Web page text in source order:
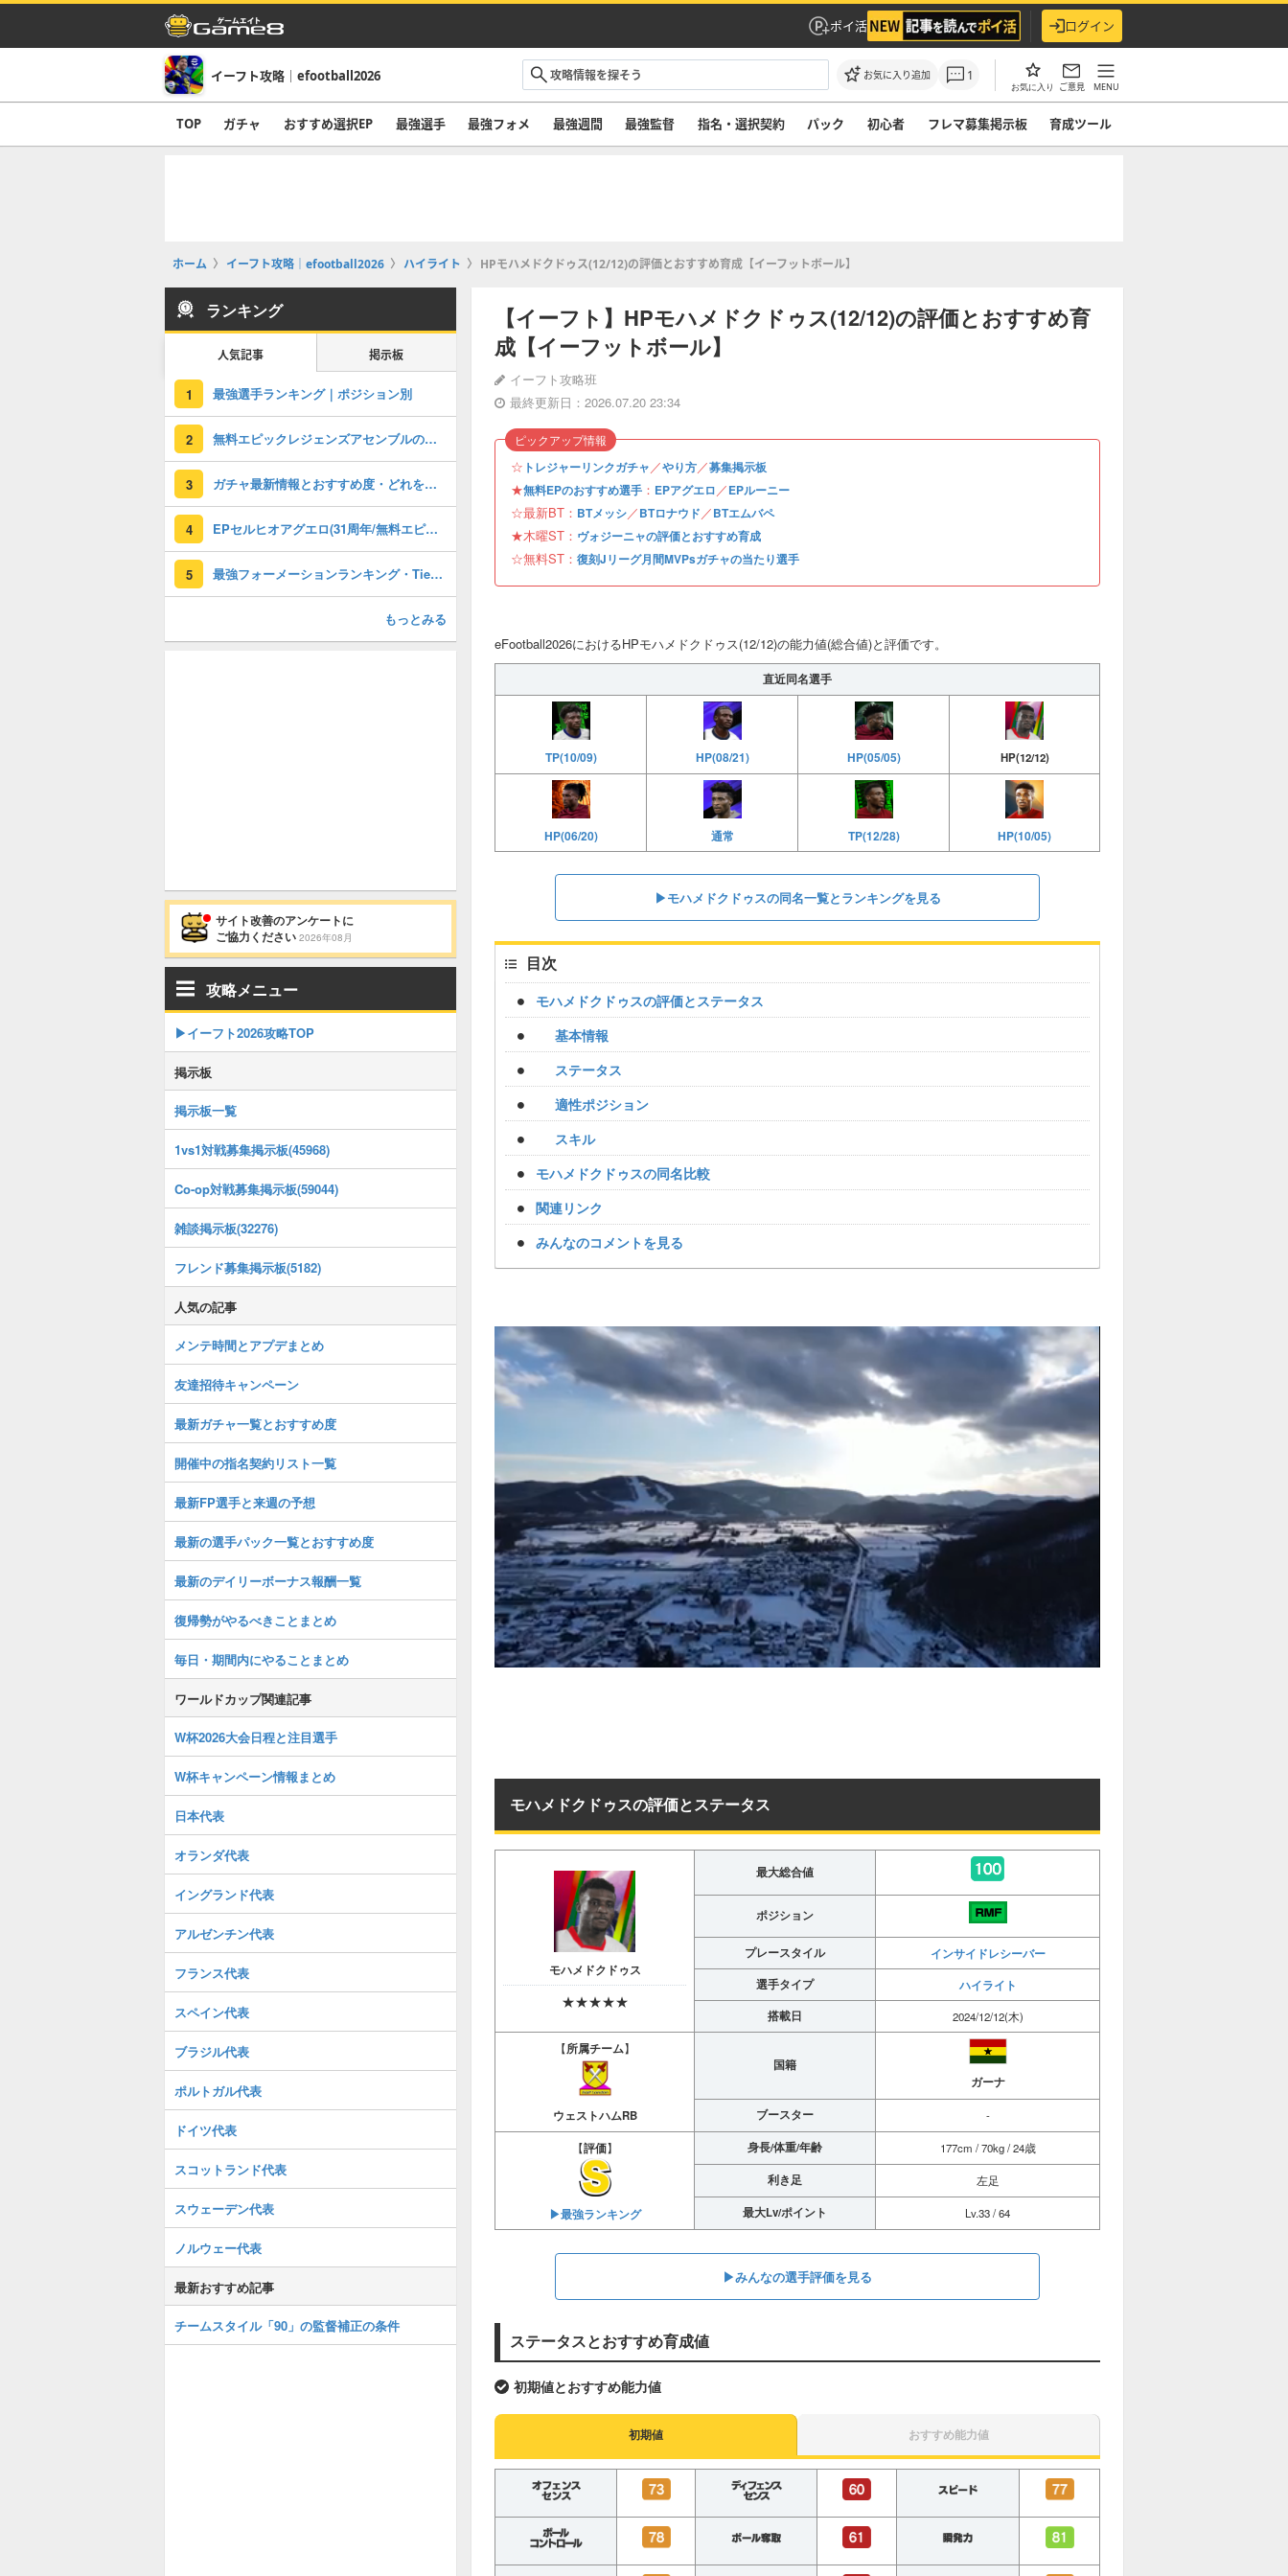
ポイ活 ログイン
イーフト攻略｜efootball2026 お気に入り追加 1
お気に入り ご意見 MENU
TOP ガチャ おすすめ選択EP 最強選手 最強フォメ 最強週間 最強監督 指名・選択契約 パック 初心者 フレマ募集掲示板 育成ツール
ホーム イーフト攻略｜efootball2026 ハイライト HPモハメドクドゥス(12/12)の評価とおすすめ育成【イーフットボール】
【イーフト】HPモハメドクドゥス(12/12)の評価とおすすめ育
成【イーフットボール】
イーフト攻略班
最終更新日：2026.07.20 23:34
☆ トレジャーリンクガチャ／やり方／募集掲示板
★無料EPのおすすめ選手 ： EPアグエロ／EPルーニー
☆最新BT： BTメッシ／BTロナウド／BTエムバペ
★木曜ST： ヴォジーニャの評価とおすすめ育成
☆無料ST： 復刻Jリーグ月間MVPsガチャの当たり選手
ピックアップ情報
eFootball2026におけるHPモハメドクドゥス(12/12)の能力値(総合値)と評価です。
直近同名選手
TP(10/09) HP(08/21) HP(05/05) HP(12/12)
HP(06/20) 通常 TP(12/28) HP(10/05)
▶︎モハメドクドゥスの同名一覧とランキングを見る
目次
モハメドクドゥスの評価とステータス
基本情報
ステータス
適性ポジション
スキル
モハメドクドゥスの同名比較
関連リンク
みんなのコメントを見る
モハメドクドゥスの評価とステータス
モハメドクドゥス
★★★★★
最大総合値
ポジション
プレースタイル インサイドレシーバー
選手タイプ ハイライト
搭載日 2024/12/12(木)
【所属チーム】
ウェストハムRB
国籍
ガーナ
ブースター
-
【評価】
▶︎最強ランキング
身長/体重/年齢 177cm / 70kg / 24歳
利き足 左足
最大Lv/ポイント Lv.33 / 64
▶︎みんなの選手評価を見る
ステータスとおすすめ育成値
初期値とおすすめ能力値
初期値 おすすめ能力値
ランキング
人気記事 掲示板
1 最強選手ランキング｜ポジション別
2 無料エピックレジェンズアセンブルのおすすめ選択(当たり)選手ランキングと引き方
3 ガチャ最新情報とおすすめ度・どれを引くべき？
4 EPセルヒオアグエロ(31周年/無料エピック)の評価とおすすめ育成・スキル追加
5 最強フォーメーションランキング・Tier表
もっとみる
サイト改善のアンケートに
ご協力ください 2026年08月
攻略メニュー
▶イーフト2026攻略TOP
掲示板
掲示板一覧
1vs1対戦募集掲示板(45968)
Co-op対戦募集掲示板(59044)
雑談掲示板(32276)
フレンド募集掲示板(5182)
人気の記事
メンテ時間とアプデまとめ
友達招待キャンペーン
最新ガチャ一覧とおすすめ度
開催中の指名契約リスト一覧
最新FP選手と来週の予想
最新の選手パック一覧とおすすめ度
最新のデイリーボーナス報酬一覧
復帰勢がやるべきことまとめ
毎日・期間内にやることまとめ
ワールドカップ関連記事
W杯2026大会日程と注目選手
W杯キャンペーン情報まとめ
日本代表
オランダ代表
イングランド代表
アルゼンチン代表
フランス代表
スペイン代表
ブラジル代表
ポルトガル代表
ドイツ代表
スコットランド代表
スウェーデン代表
ノルウェー代表
最新おすすめ記事
チームスタイル「90」の監督補正の条件